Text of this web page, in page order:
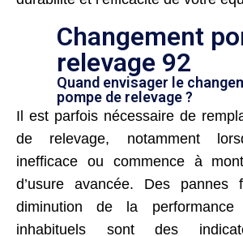
Changement
relevage 92
Quand envisager le
pompe de relevage ?
Il est parfois nécessaire de
de relevage, notamment
inefficace ou commence à
d’usure avancée. Des pannes
diminution de la
inhabituels sont des